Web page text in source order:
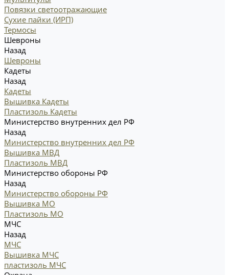
Повязки светоотражающие
Сухие пайки (ИРП)
Термосы
Шевроны
Назад
Шевроны
Кадеты
Назад
Кадеты
Вышивка Кадеты
Пластизоль Кадеты
Министерство внутренних дел РФ
Назад
Министерство внутренних дел РФ
Вышивка МВД
Пластизоль МВД
Министерство обороны РФ
Назад
Министерство обороны РФ
Вышивка МО
Пластизоль МО
МЧС
Назад
МЧС
Вышивка МЧС
пластизоль МЧС